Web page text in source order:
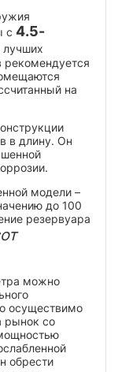
с 4.5-
рекомендуется
на
в длину. Он
модели –
до 100
резервуара
можно
осуществимо
рынок со
обрести